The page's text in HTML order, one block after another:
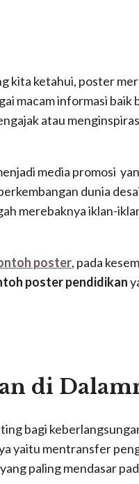
kita ketahui, poster
macam informasi baik
atau
media promosi
dunia
merebaknya iklan-
poster, pada
poster pendidikan
di
bagi
yaitu mentransfer
paling mendasar